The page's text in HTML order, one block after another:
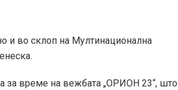
и во склоп на Мултинационална
за време на вежбата „ОРИОН 23“, што